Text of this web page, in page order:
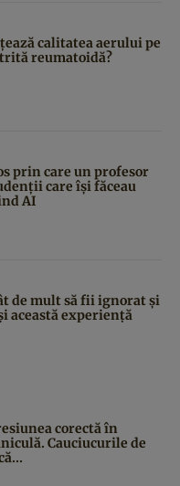
calitatea aerului pe
reumatoidă?
prin care un profesor
care își făceau
AI
de mult să fii ignorat și
această experiență
corectă în
Cauciucurile de